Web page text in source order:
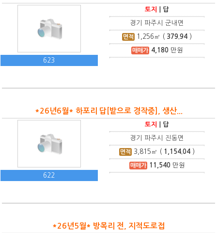
623
토지 답
경기 파주시 군내면
면적 1,256 ㎡ ( 379.94 )
매매가 4,180만원
*26년6월* 하포리 답[밭으로 경작중], 생산...
622
토지 답
경기 파주시 진동면
면적 3,815 ㎡ ( 1,154.04 )
매매가 11,540만원
*26년5월* 방목리 전, 지적도로접